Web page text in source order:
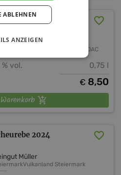
2023
Müller
Vulkanland Steiermark DAC
% vol. 0,75 l
€ 8,50
2024
Müller
Vulkanland Steiermark
ABLEHNEN
ANZEIGEN